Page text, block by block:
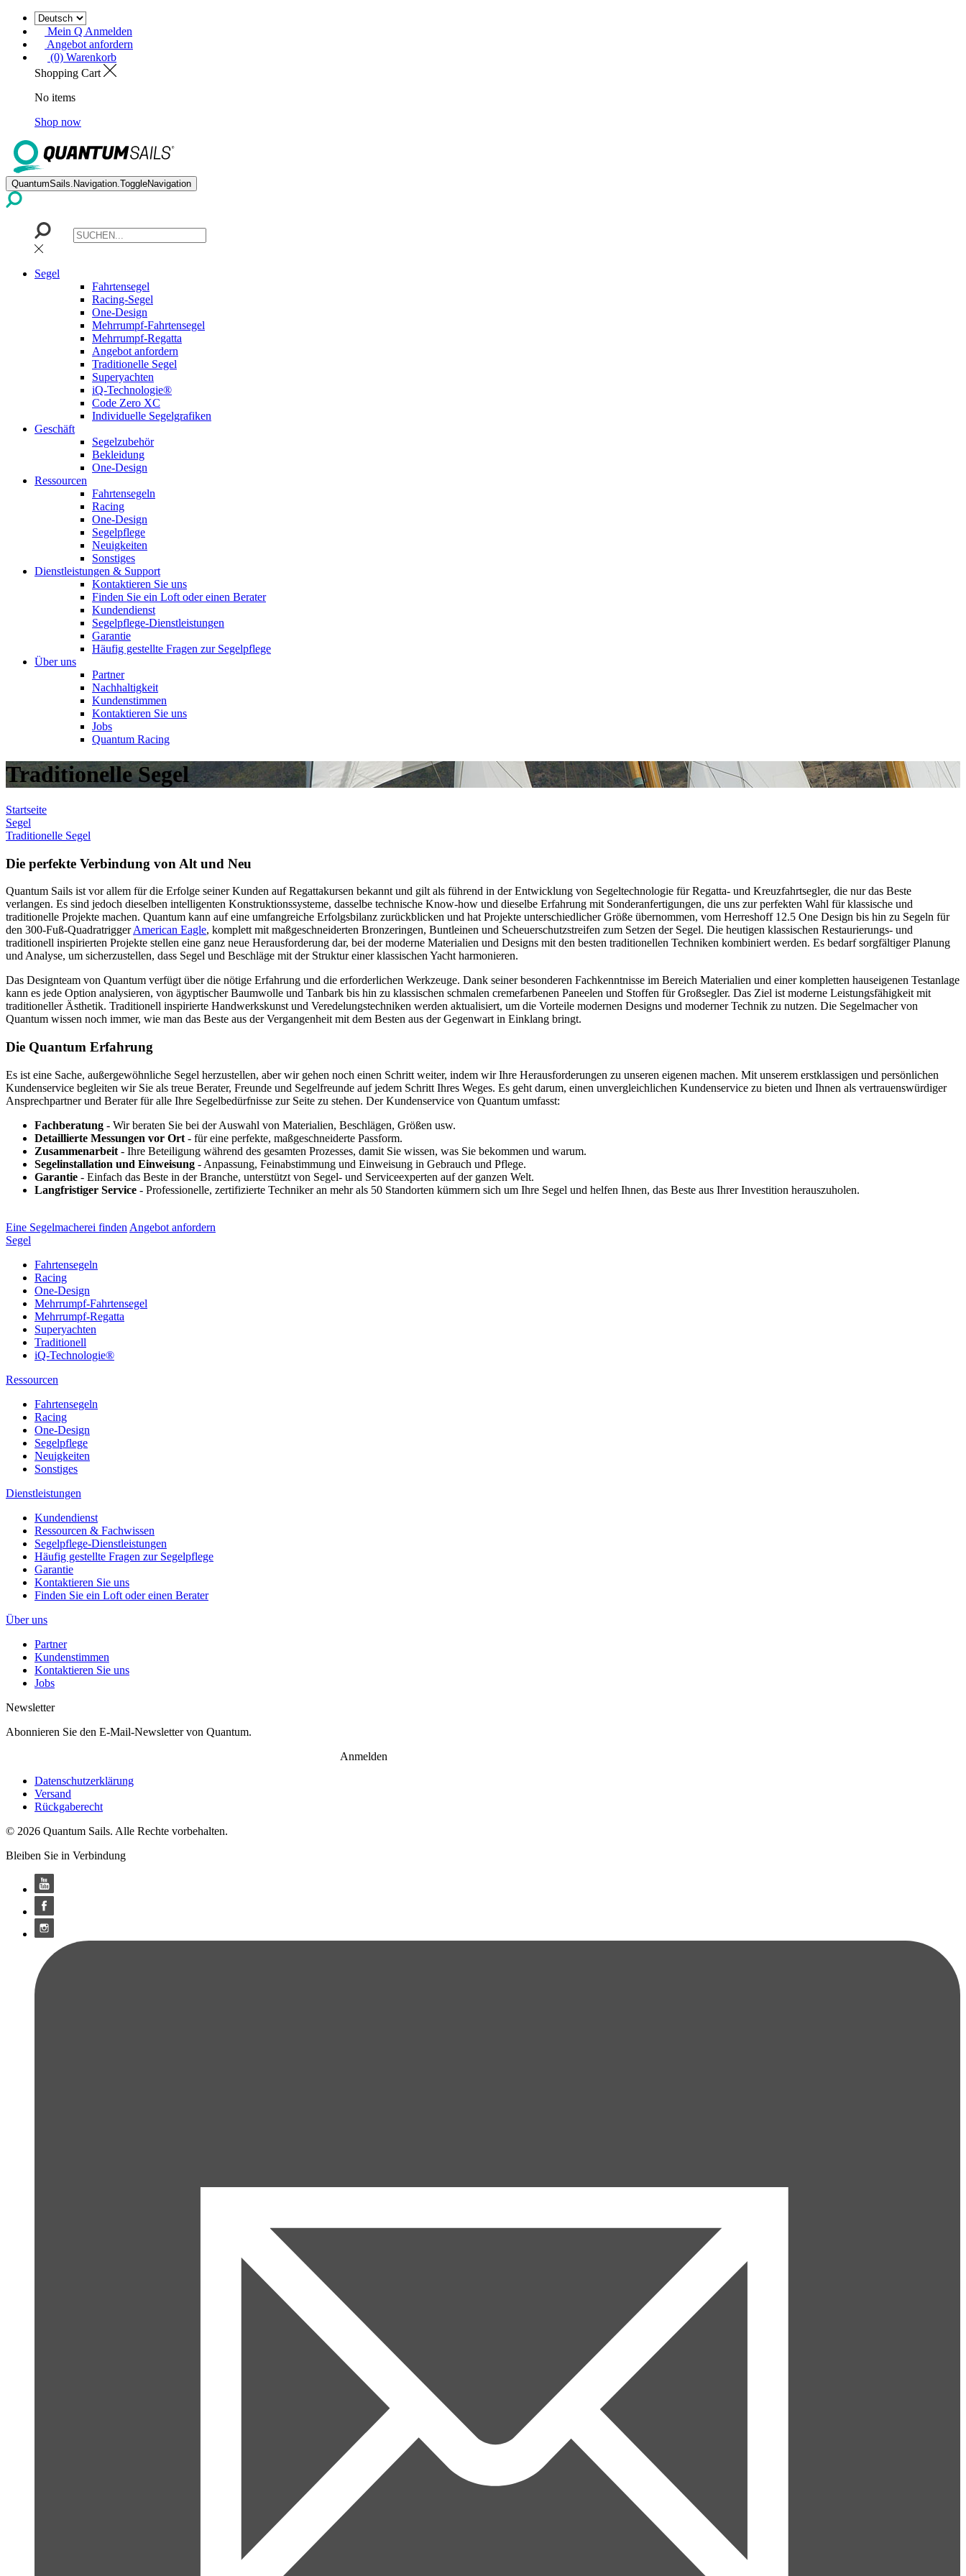
Mein Q Anmelden
Angebot anfordern
(0) Warenkorb
Shopping Cart
No items
Shop now
QuantumSails.Navigation.ToggleNavigation
Segel
Fahrtensegel
Racing-Segel
One-Design
Mehrrumpf-Fahrtensegel
Mehrrumpf-Regatta
Angebot anfordern
Traditionelle Segel
Superyachten
iQ-Technologie®
Code Zero XC
Individuelle Segelgrafiken
Geschäft
Segelzubehör
Bekleidung
One-Design
Ressourcen
Fahrtensegeln
Racing
One-Design
Segelpflege
Neuigkeiten
Sonstiges
Dienstleistungen & Support
Kontaktieren Sie uns
Finden Sie ein Loft oder einen Berater
Kundendienst
Segelpflege-Dienstleistungen
Garantie
Häufig gestellte Fragen zur Segelpflege
Über uns
Partner
Nachhaltigkeit
Kundenstimmen
Kontaktieren Sie uns
Jobs
Quantum Racing
Traditionelle Segel
Startseite
Segel
Traditionelle Segel
Die perfekte Verbindung von Alt und Neu
Quantum Sails ist vor allem für die Erfolge seiner Kunden auf Regattakursen bekannt und gilt als führend in der Entwicklung von Segeltechnologie für Regatta- und Kreuzfahrtsegler, die nur das Beste
verlangen. Es sind jedoch dieselben intelligenten Konstruktionssysteme, dasselbe technische Know-how und dieselbe Erfahrung mit Sonderanfertigungen, die uns zur perfekten Wahl für klassische und
traditionelle Projekte machen. Quantum kann auf eine umfangreiche Erfolgsbilanz zurückblicken und hat Projekte unterschiedlicher Größe übernommen, vom Herreshoff 12.5 One Design bis hin zu Segeln für
den 300-Fuß-QuadratriggerAmerican Eagle, komplett mit maßgeschneiderten Bronzeringen, Buntleinen und Scheuerschutzstreifen zum Setzen der Segel. Die heutigen klassischen Restaurierungs- und
traditionell inspirierten Projekte stellen eine ganz neue Herausforderung dar, bei der moderne Materialien und Designs mit den besten traditionellen Techniken kombiniert werden. Es bedarf sorgfältiger Planung
und Analyse, um sicherzustellen, dass Segel und Beschläge mit der Struktur einer klassischen Yacht harmonieren.
Das Designteam von Quantum verfügt über die nötige Erfahrung und die erforderlichen Werkzeuge. Dank seiner besonderen Fachkenntnisse im Bereich Materialien und einer kompletten hauseigenen Testanlage
kann es jede Option analysieren, von ägyptischer Baumwolle und Tanbark bis hin zu klassischen schmalen cremefarbenen Paneelen und Stoffen für Großsegler. Das Ziel ist moderne Leistungsfähigkeit mit
traditioneller Ästhetik. Traditionell inspirierte Handwerkskunst und Veredelungstechniken werden aktualisiert, um die Vorteile modernen Designs und moderner Technik zu nutzen. Die Segelmacher von
Quantum wissen noch immer, wie man das Beste aus der Vergangenheit mit dem Besten aus der Gegenwart in Einklang bringt.
Die Quantum Erfahrung
Es ist eine Sache, außergewöhnliche Segel herzustellen, aber wir gehen noch einen Schritt weiter, indem wir Ihre Herausforderungen zu unseren eigenen machen. Mit unserem erstklassigen und persönlichen
Kundenservice begleiten wir Sie als treue Berater, Freunde und Segelfreunde auf jedem Schritt Ihres Weges. Es geht darum, einen unvergleichlichen Kundenservice zu bieten und Ihnen als vertrauenswürdiger
Ansprechpartner und Berater für alle Ihre Segelbedürfnisse zur Seite zu stehen. Der Kundenservice von Quantum umfasst:
Fachberatung - Wir beraten Sie bei der Auswahl von Materialien, Beschlägen, Größen usw.
Detaillierte Messungen vor Ort - für eine perfekte, maßgeschneiderte Passform.
Zusammenarbeit - Ihre Beteiligung während des gesamten Prozesses, damit Sie wissen, was Sie bekommen und warum.
Segelinstallation und Einweisung - Anpassung, Feinabstimmung und Einweisung in Gebrauch und Pflege.
Garantie - Einfach das Beste in der Branche, unterstützt von Segel- und Serviceexperten auf der ganzen Welt.
Langfristiger Service - Professionelle, zertifizierte Techniker an mehr als 50 Standorten kümmern sich um Ihre Segel und helfen Ihnen, das Beste aus Ihrer Investition herauszuholen.
Eine Segelmacherei finden Angebot anfordern
Segel
Fahrtensegeln
Racing
One-Design
Mehrrumpf-Fahrtensegel
Mehrrumpf-Regatta
Superyachten
Traditionell
iQ-Technologie®
Ressourcen
Fahrtensegeln
Racing
One-Design
Segelpflege
Neuigkeiten
Sonstiges
Dienstleistungen
Kundendienst
Ressourcen & Fachwissen
Segelpflege-Dienstleistungen
Häufig gestellte Fragen zur Segelpflege
Garantie
Kontaktieren Sie uns
Finden Sie ein Loft oder einen Berater
Über uns
Partner
Kundenstimmen
Kontaktieren Sie uns
Jobs
Newsletter
Abonnieren Sie den E-Mail-Newsletter von Quantum.
Anmelden
Datenschutzerklärung
Versand
Rückgaberecht
© 2026 Quantum Sails. Alle Rechte vorbehalten.
Bleiben Sie in Verbindung